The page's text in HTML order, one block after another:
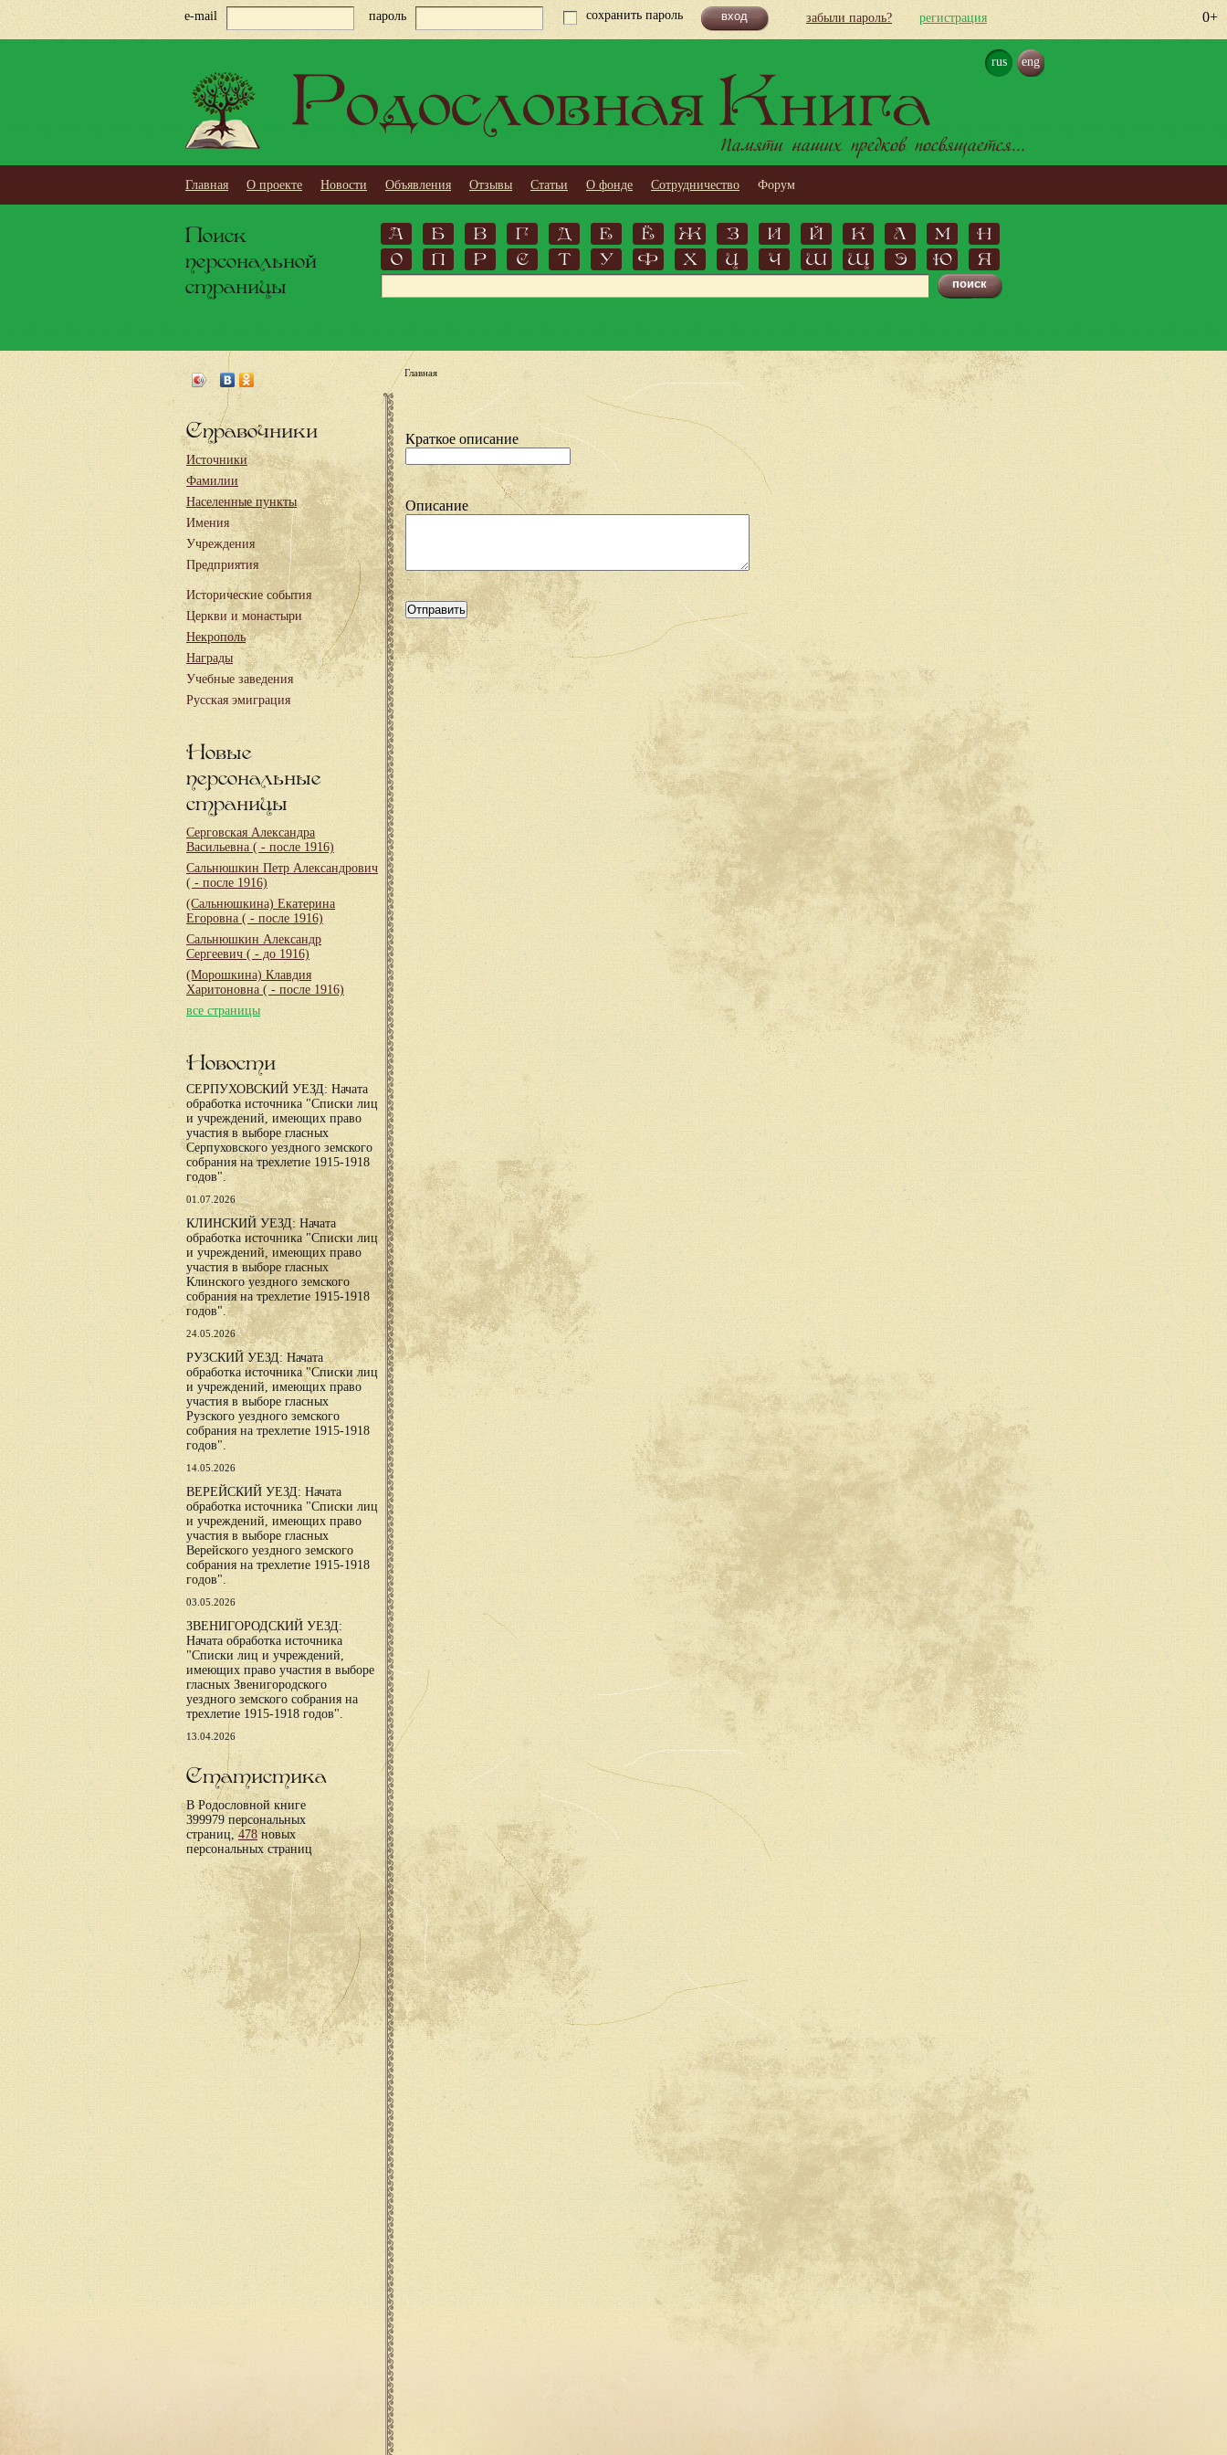
0+
e-mail пароль сохранить пароль забыли пароль? регистрация
rus eng
Родословная Книга
Памяти наших предков посвящается...
Главная О проекте Новости Объявления Отзывы Статьи О фонде Сотрудничество Форум
Поиск
персональной
страницы
А Б В Г Д Е Ё Ж З И Й К Л М
Н
О
П Р С Т У Ф Х Ц Ч Ш Щ Э Ю Я
Справочники
Источники
Фамилии
Населенные пункты
Имения
Учреждения
Предприятия
Исторические события
Церкви и монастыри
Некрополь
Награды
Учебные заведения
Русская эмиграция
Новые
персональные
страницы
Серговская Александра
Васильевна ( - после 1916)
Сальнюшкин Петр Александрович
( - после 1916)
(Сальнюшкина) Екатерина
Егоровна ( - после 1916)
Сальнюшкин Александр
Сергеевич ( - до 1916)
(Морошкина) Клавдия
Харитоновна ( - после 1916)
все страницы
Новости
СЕРПУХОВСКИЙ УЕЗД: Начата
обработка источника "Списки лиц
и учреждений, имеющих право
участия в выборе гласных
Серпуховского уездного земского
собрания на трехлетие 1915-1918
годов".
01.07.2026
КЛИНСКИЙ УЕЗД: Начата
обработка источника "Списки лиц
и учреждений, имеющих право
участия в выборе гласных
Клинского уездного земского
собрания на трехлетие 1915-1918
годов".
24.05.2026
РУЗСКИЙ УЕЗД: Начата
обработка источника "Списки лиц
и учреждений, имеющих право
участия в выборе гласных
Рузского уездного земского
собрания на трехлетие 1915-1918
годов".
14.05.2026
ВЕРЕЙСКИЙ УЕЗД: Начата
обработка источника "Списки лиц
и учреждений, имеющих право
участия в выборе гласных
Верейского уездного земского
собрания на трехлетие 1915-1918
годов".
03.05.2026
ЗВЕНИГОРОДСКИЙ УЕЗД:
Начата обработка источника
"Списки лиц и учреждений,
имеющих право участия в выборе
гласных Звенигородского
уездного земского собрания на
трехлетие 1915-1918 годов".
13.04.2026
Статистика
В Родословной книге
399979 персональных
страниц,478новых
персональных страниц
Главная
Краткое описание
Описание